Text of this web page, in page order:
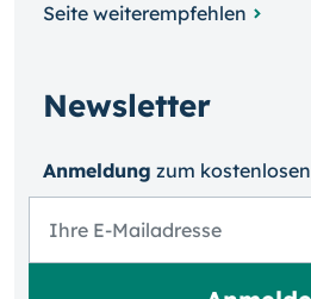
Seite weiterempfehlen
Newsletter
Anmeldung zum kosten­losen